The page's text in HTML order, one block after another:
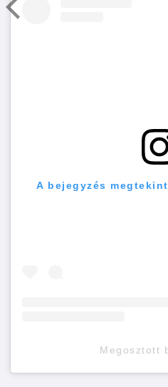
A bejegyzés
Megosztott